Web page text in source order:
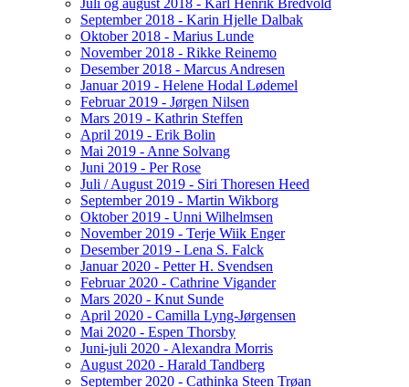
September 2018 - Karin Hjelle Dalbak
Oktober 2018 - Marius Lunde
November 2018 - Rikke Reinemo
Desember 2018 - Marcus Andresen
Januar 2019 - Helene Hodal Lødemel
Februar 2019 - Jørgen Nilsen
Mars 2019 - Kathrin Steffen
April 2019 - Erik Bolin
Mai 2019 - Anne Solvang
Juni 2019 - Per Rose
Juli / August 2019 - Siri Thoresen Heed
September 2019 - Martin Wikborg
Oktober 2019 - Unni Wilhelmsen
November 2019 - Terje Wiik Enger
Desember 2019 - Lena S. Falck
Januar 2020 - Petter H. Svendsen
Februar 2020 - Cathrine Vigander
Mars 2020 - Knut Sunde
April 2020 - Camilla Lyng-Jørgensen
Mai 2020 - Espen Thorsby
Juni-juli 2020 - Alexandra Morris
August 2020 - Harald Tandberg
September 2020 - Cathinka Steen Trøan